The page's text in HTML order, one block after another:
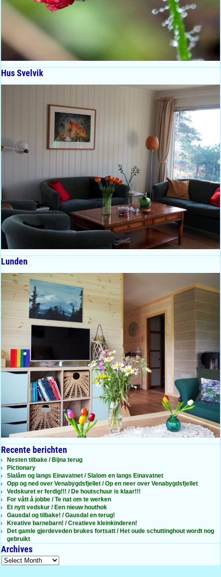
Hus Svelvik
Lunden
Recente berichten
Nesten tilbake / Bijna terug
Pictionary
Slalåm og langs Einavatnet / Slalom en langs Einavatnet
Opp og ned over Venabygdsfjellet / Op en neer over Venabygdsfjellet
Vedskuret er ferdig!!! / De houtschuur is klaar!!!
For vått å jobbe / Te nat om te werken
Et nytt vedskur / Een nieuw houthok
Gausdal og tilbake! / Gausdal en terug!
Kreative barnebarn! / Creatieve kleinkinderen!
Det gamle gjerdeveden brukes fortsatt / Het oude schuttinghout wordt nog
gebruikt
Archives